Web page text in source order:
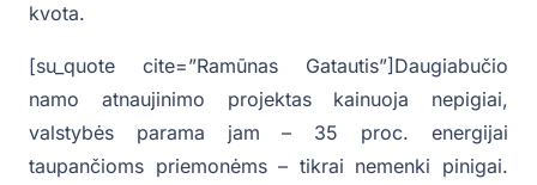
kvota.
[su_quote cite=”Ramūnas Gatautis”]Daugiabučio
namo atnaujinimo projektas kainuoja nepigiai,
valstybės parama jam – 35 proc. energijai
taupančioms priemonėms – tikrai nemenki pinigai.